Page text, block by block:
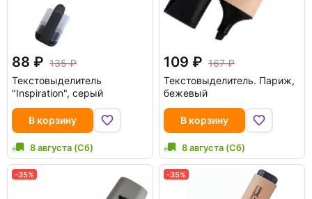
88
135
Текстовыделитель
"Inspiration", серый
В корзину
8 августа (Сб)
109
167
Текстовыделитель. Париж,
бежевый
В корзину
8 августа (Сб)
-35% -35%